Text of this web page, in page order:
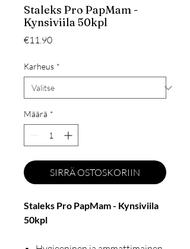
Staleks Pro PapMam -
Kynsiviila 50kpl
€11.90Hinta
Karheus *
Määrä *
SIRRÄ OSTOSKORIIN
Staleks Pro PapMam - Kynsiviila
50kpl